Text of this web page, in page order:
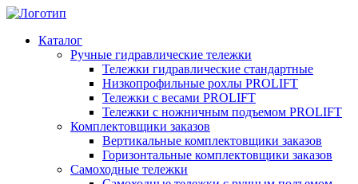
Каталог
Ручные гидравлические тележки
Тележки гидравлические стандартные
Низкопрофильные рохлы PROLIFT
Тележки с весами PROLIFT
Тележки с ножничным подъемом PROLIFT
Комплектовщики заказов
Вертикальные комплектовщики заказов
Горизонтальные комплектовщики заказов
Самоходные тележки